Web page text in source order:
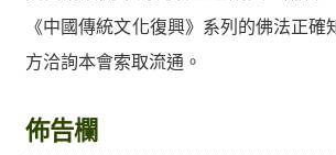
《中國傳統文化復興》系列的佛法正確
方洽詢本會索取流通。
佈告欄